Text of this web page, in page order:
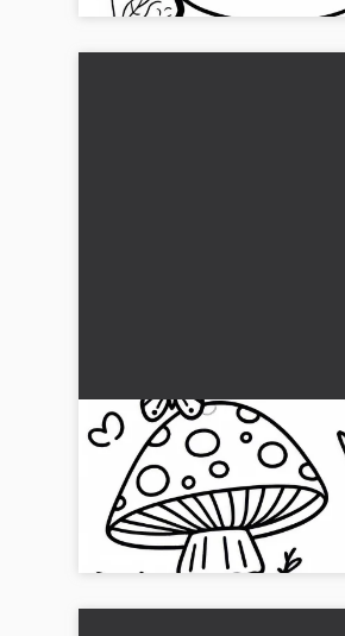
Kruka sitter i gräset
målarbild (Gratis)
Färga grodan i det höga gräset
målarbladet i JPG-format gratis nu!...